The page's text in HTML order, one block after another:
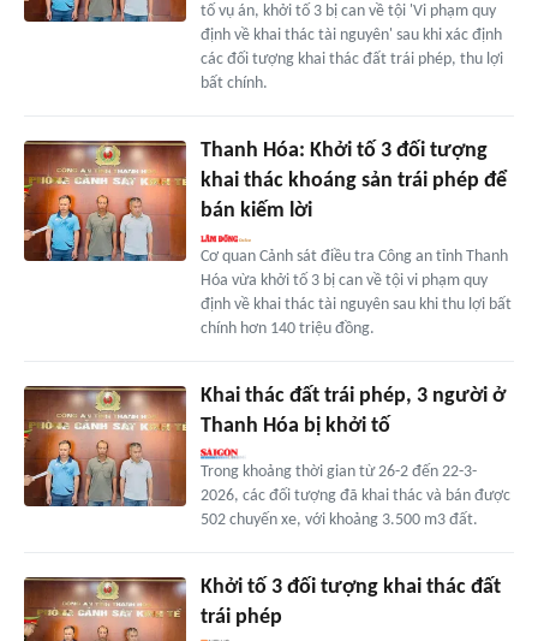
tố vụ án, khởi tố 3 bị can về tội 'Vi phạm quy
định về khai thác tài nguyên' sau khi xác định
các đối tượng khai thác đất trái phép, thu lợi
bất chính.
Thanh Hóa: Khởi tố 3 đối tượng
khai thác khoáng sản trái phép để
bán kiếm lời
Cơ quan Cảnh sát điều tra Công an tỉnh Thanh
Hóa vừa khởi tố 3 bị can về tội vi phạm quy
định về khai thác tài nguyên sau khi thu lợi bất
chính hơn 140 triệu đồng.
Khai thác đất trái phép, 3 người ở
Thanh Hóa bị khởi tố
Trong khoảng thời gian từ 26-2 đến 22-3-
2026, các đối tượng đã khai thác và bán được
502 chuyến xe, với khoảng 3.500 m3 đất.
Khởi tố 3 đối tượng khai thác đất
trái phép